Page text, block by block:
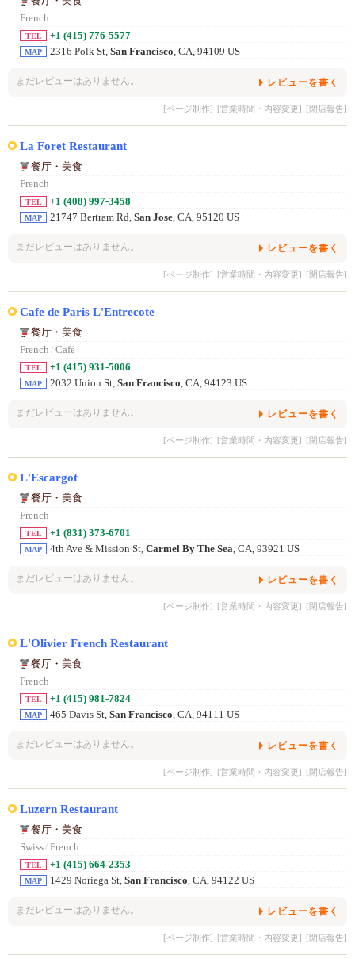
French
TEL +1 (415) 776-5577
MAP 2316 Polk St, San Francisco, CA, 94109 US
まだレビューはありません。 レビューを書く
[ページ制作] [営業時間・内容変更] [閉店報告]
La Foret Restaurant
餐厅・美食
French
TEL +1 (408) 997-3458
MAP 21747 Bertram Rd, San Jose, CA, 95120 US
まだレビューはありません。 レビューを書く
[ページ制作] [営業時間・内容変更] [閉店報告]
Cafe de Paris L'Entrecote
餐厅・美食
French / Café
TEL +1 (415) 931-5006
MAP 2032 Union St, San Francisco, CA, 94123 US
まだレビューはありません。 レビューを書く
[ページ制作] [営業時間・内容変更] [閉店報告]
L'Escargot
餐厅・美食
French
TEL +1 (831) 373-6701
MAP 4th Ave & Mission St, Carmel By The Sea, CA, 93921 US
まだレビューはありません。 レビューを書く
[ページ制作] [営業時間・内容変更] [閉店報告]
L'Olivier French Restaurant
餐厅・美食
French
TEL +1 (415) 981-7824
MAP 465 Davis St, San Francisco, CA, 94111 US
まだレビューはありません。 レビューを書く
[ページ制作] [営業時間・内容変更] [閉店報告]
Luzern Restaurant
餐厅・美食
Swiss/ French
TEL +1 (415) 664-2353
MAP 1429 Noriega St, San Francisco, CA, 94122 US
まだレビューはありません。 レビューを書く
[ページ制作] [営業時間・内容変更] [閉店報告]